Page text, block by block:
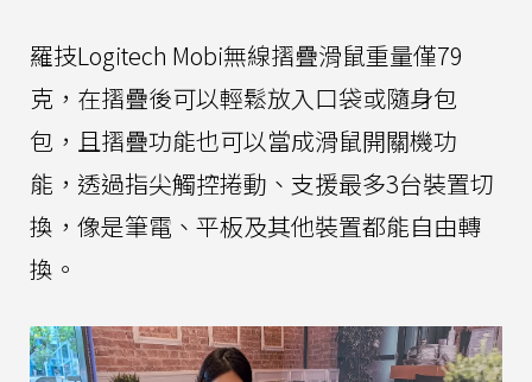
羅技Logitech Mobi無線摺疊滑鼠重量僅79
克，在摺疊後可以輕鬆放入口袋或隨身包
包，且摺疊功能也可以當成滑鼠開關機功
能，透過指尖觸控捲動、支援最多3台裝置切
換，像是筆電、平板及其他裝置都能自由轉
換。